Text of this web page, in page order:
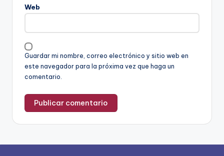
Web
Guardar mi nombre, correo electrónico y sitio web en
este navegador para la próxima vez que haga un
comentario.